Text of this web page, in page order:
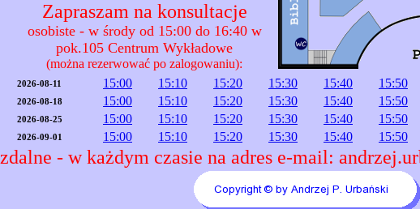
Zapraszam na konsultacje
osobiste - w środy od 15:00 do 16:40 w
pok.105 Centrum Wykładowe
(można rezerwować po zalogowaniu):
2026-08-11 15:00 15:10 15:20 15:30 15:40 15:50
2026-08-18 15:00 15:10 15:20 15:30 15:40 15:50
2026-08-25 15:00 15:10 15:20 15:30 15:40 15:50
2026-09-01 15:00 15:10 15:20 15:30 15:40 15:50
zdalne - w każdym czasie na adres e-mail: